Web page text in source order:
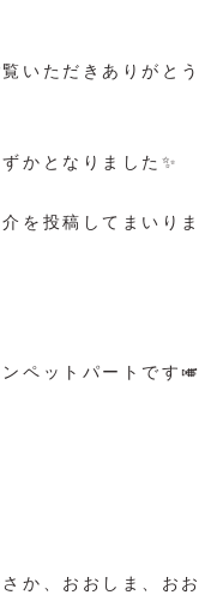
いただきありがとう
かとなりました✨
を投稿してまいりま
ペットパートです🎺
か、おおしま、おお